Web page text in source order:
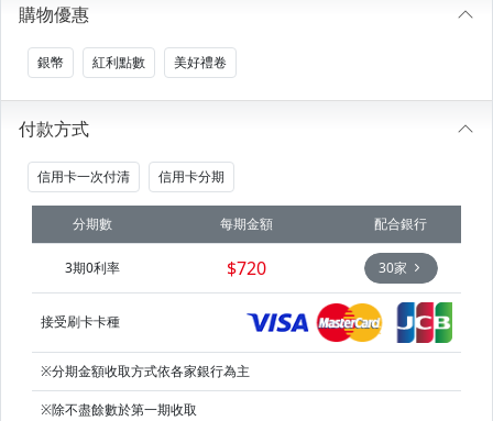
購物優惠
銀幣 紅利點數 美好禮卷
付款方式
信用卡一次付清 信用卡分期
分期數 每期金額 配合銀行
3期0利率 $720 30家
接受刷卡卡種
※分期金額收取方式依各家銀行為主
※除不盡餘數於第一期收取